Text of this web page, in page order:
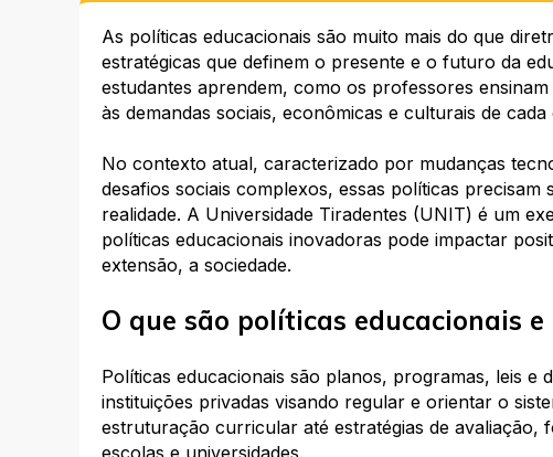
As políticas educacionais são muito mais do que
estratégicas que definem o presente e o futuro da
estudantes aprendem, como os professores
às demandas sociais, econômicas e culturais de cada
No contexto atual, caracterizado por mudanças
desafios sociais complexos, essas políticas
realidade. A Universidade Tiradentes (UNIT) é um
políticas educacionais inovadoras pode impactar
extensão, a sociedade.
O que são políticas educacionais
Políticas educacionais são planos, programas, leis
instituições privadas visando regular e orientar o
estruturação curricular até estratégias de avaliação,
escolas e universidades.